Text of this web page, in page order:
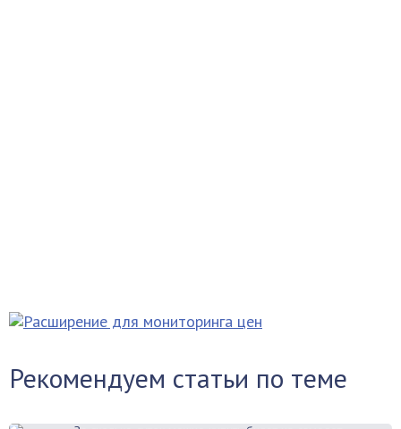
Рекомендуем статьи по теме